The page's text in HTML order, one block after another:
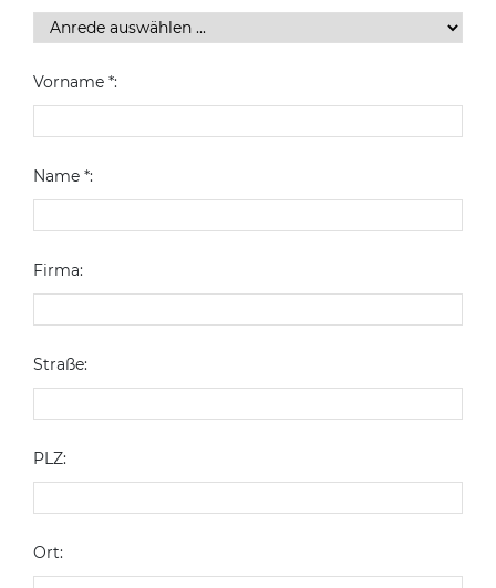
Vorname *:
Name *:
Firma:
Straße:
PLZ:
Ort: